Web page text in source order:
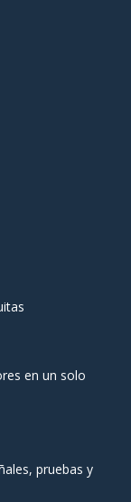
en un solo
pruebas y